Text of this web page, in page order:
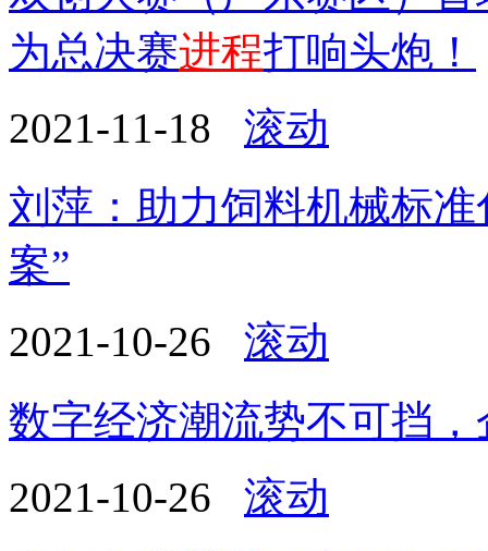
为总决赛进程打响头炮！
2021-11-18 滚动
刘萍：助力饲料机械标准
案”
2021-10-26 滚动
数字经济潮流势不可挡
2021-10-26 滚动